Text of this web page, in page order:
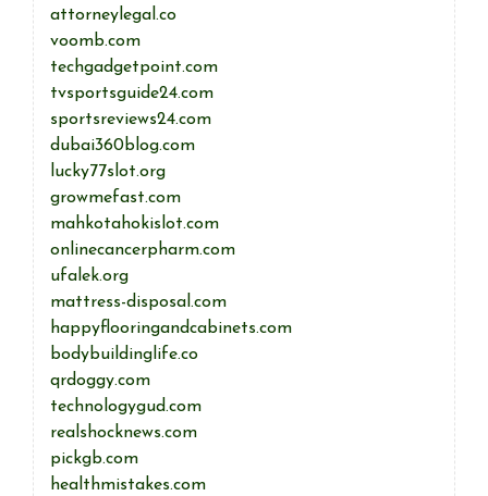
attorneylegal.co
voomb.com
techgadgetpoint.com
tvsportsguide24.com
sportsreviews24.com
dubai360blog.com
lucky77slot.org
growmefast.com
mahkotahokislot.com
onlinecancerpharm.com
ufalek.org
mattress-disposal.com
happyflooringandcabinets.com
bodybuildinglife.co
qrdoggy.com
technologygud.com
realshocknews.com
pickgb.com
healthmistakes.com